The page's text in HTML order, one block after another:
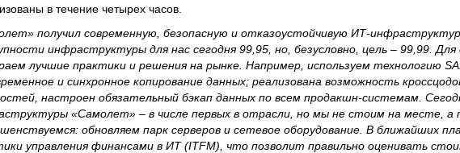
в течение четырех часов.
получил современную, безопасную и отказоустойчивую ИТ-
инфраструктуры для нас сегодня 99,95, но, безусловно, цель – 99,99.
лучшие практики и решения на рынке. Например, используем технологию
и синхронное копирование данных; реализована возможность
настроен обязательный бэкап данных по всем продакшн-системам.
«Самолет» – в числе первых в отрасли, но мы не стоим на месте, а
обновляем парк серверов и сетевое оборудование. В ближайших
управления финансами в ИТ (ITFM), что позволит правильно оценивать